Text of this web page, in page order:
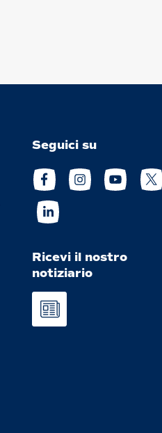
Seguici su
Ricevi il nostro
notiziario